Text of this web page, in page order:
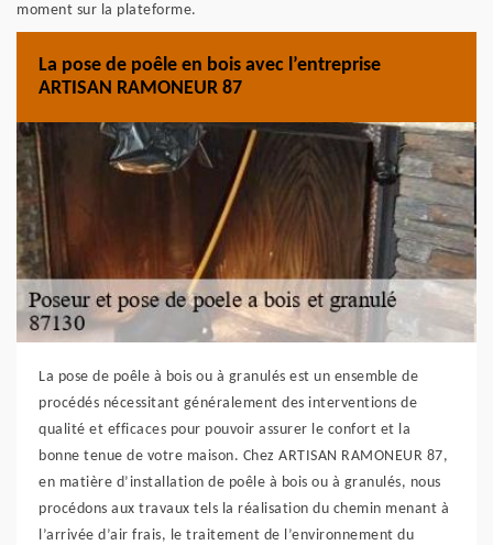
moment sur la plateforme.
La pose de poêle en bois avec l’entreprise
ARTISAN RAMONEUR 87
La pose de poêle à bois ou à granulés est un ensemble de
procédés nécessitant généralement des interventions de
qualité et efficaces pour pouvoir assurer le confort et la
bonne tenue de votre maison. Chez ARTISAN RAMONEUR 87,
en matière d’installation de poêle à bois ou à granulés, nous
procédons aux travaux tels la réalisation du chemin menant à
l’arrivée d’air frais, le traitement de l’environnement du